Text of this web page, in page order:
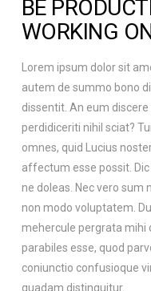
BE
WORKING
Lorem ipsum dolor sit
autem de summo bono
dissentit. An eum
perdidiceriti nihil sciat?
omnes, quid Lucius
affectum esse possit.
ne doleas. Nec vero sum
non modo voluptatem.
mehercule pergrata mihi
parabiles esse, quod
coniunctio confusioque
quadam distinguitur.